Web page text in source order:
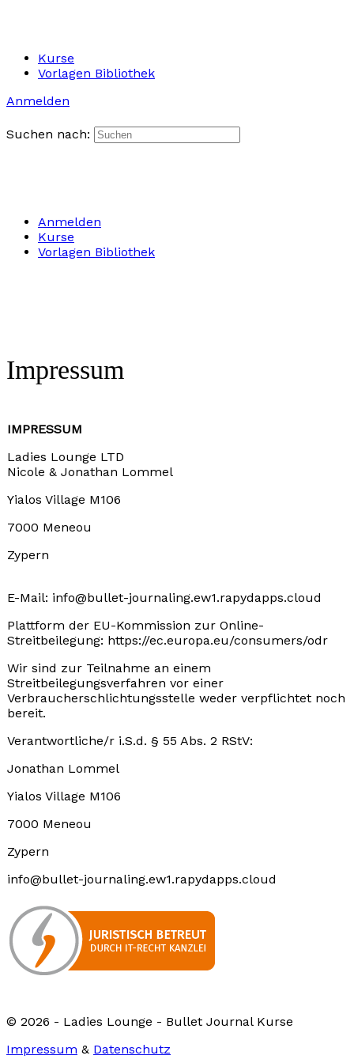
Kurse
Vorlagen Bibliothek
Anmelden
Suchen nach:
Anmelden
Kurse
Vorlagen Bibliothek
Impressum
IMPRESSUM
Ladies Lounge LTD
Nicole & Jonathan Lommel
Yialos Village M106
7000 Meneou
Zypern
E-Mail: info@bullet-journaling.ew1.rapydapps.cloud
Plattform der EU-Kommission zur Online-
Streitbeilegung: https://ec.europa.eu/consumers/odr
Wir sind zur Teilnahme an einem
Streitbeilegungsverfahren vor einer
Verbraucherschlichtungsstelle weder verpflichtet noch
bereit.
Verantwortliche/r i.S.d. § 55 Abs. 2 RStV:
Jonathan Lommel
Yialos Village M106
7000 Meneou
Zypern
info@bullet-journaling.ew1.rapydapps.cloud
© 2026 - Ladies Lounge - Bullet Journal Kurse
Impressum & Datenschutz